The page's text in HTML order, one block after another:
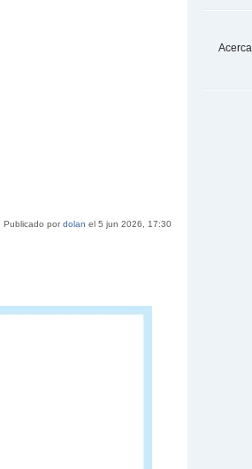
Publicado pordolan el 5 jun 2026, 17:30
Acerca